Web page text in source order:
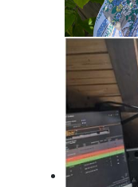
Brigitte
Immer da,
frech!